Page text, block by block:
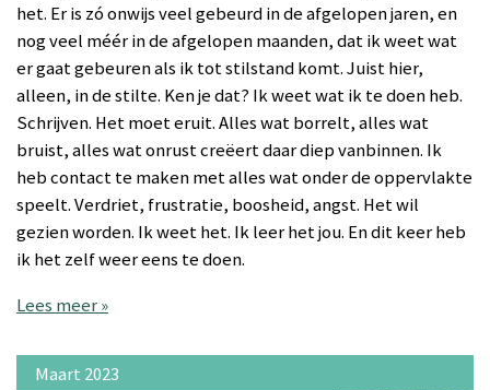
het. Er is zó onwijs veel gebeurd in de afgelopen jaren, en
nog veel méér in de afgelopen maanden, dat ik weet wat
er gaat gebeuren als ik tot stilstand komt. Juist hier,
alleen, in de stilte. Ken je dat? Ik weet wat ik te doen heb.
Schrijven. Het moet eruit. Alles wat borrelt, alles wat
bruist, alles wat onrust creëert daar diep vanbinnen. Ik
heb contact te maken met alles wat onder de oppervlakte
speelt. Verdriet, frustratie, boosheid, angst. Het wil
gezien worden. Ik weet het. Ik leer het jou. En dit keer heb
ik het zelf weer eens te doen.
Lees meer »
Maart 2023